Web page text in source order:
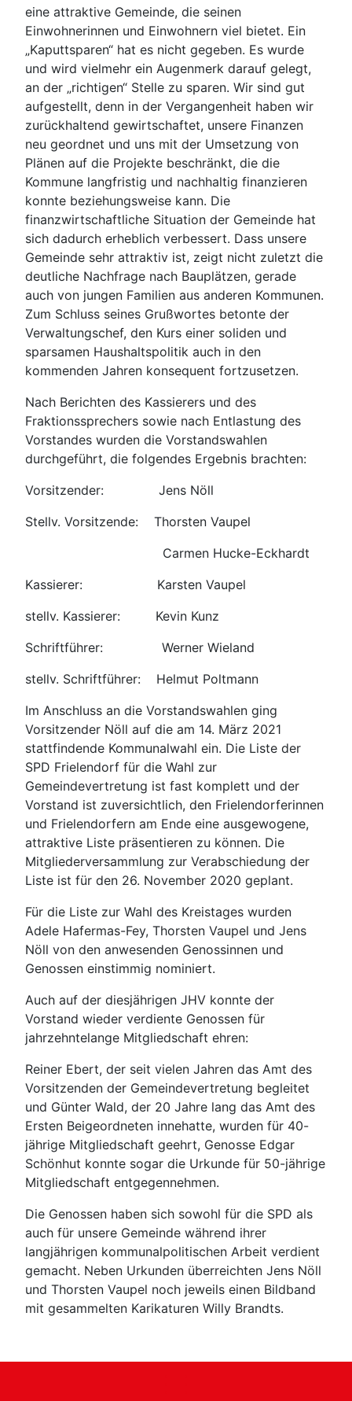
eine attraktive Gemeinde, die seinen
Einwohnerinnen und Einwohnern viel bietet. Ein
„Kaputtsparen“ hat es nicht gegeben. Es wurde
und wird vielmehr ein Augenmerk darauf gelegt,
an der „richtigen“ Stelle zu sparen. Wir sind gut
aufgestellt, denn in der Vergangenheit haben wir
zurückhaltend gewirtschaftet, unsere Finanzen
neu geordnet und uns mit der Umsetzung von
Plänen auf die Projekte beschränkt, die die
Kommune langfristig und nachhaltig finanzieren
konnte beziehungsweise kann. Die
finanzwirtschaftliche Situation der Gemeinde hat
sich dadurch erheblich verbessert. Dass unsere
Gemeinde sehr attraktiv ist, zeigt nicht zuletzt die
deutliche Nachfrage nach Bauplätzen, gerade
auch von jungen Familien aus anderen Kommunen.
Zum Schluss seines Grußwortes betonte der
Verwaltungschef, den Kurs einer soliden und
sparsamen Haushaltspolitik auch in den
kommenden Jahren konsequent fortzusetzen.
Nach Berichten des Kassierers und des
Fraktionssprechers sowie nach Entlastung des
Vorstandes wurden die Vorstandswahlen
durchgeführt, die folgendes Ergebnis brachten:
Vorsitzender: Jens Nöll
Stellv. Vorsitzende: Thorsten Vaupel
Carmen Hucke-Eckhardt
Kassierer: Karsten Vaupel
stellv. Kassierer: Kevin Kunz
Schriftführer: Werner Wieland
stellv. Schriftführer: Helmut Poltmann
Im Anschluss an die Vorstandswahlen ging
Vorsitzender Nöll auf die am 14. März 2021
stattfindende Kommunalwahl ein. Die Liste der
SPD Frielendorf für die Wahl zur
Gemeindevertretung ist fast komplett und der
Vorstand ist zuversichtlich, den Frielendorferinnen
und Frielendorfern am Ende eine ausgewogene,
attraktive Liste präsentieren zu können. Die
Mitgliederversammlung zur Verabschiedung der
Liste ist für den 26. November 2020 geplant.
Für die Liste zur Wahl des Kreistages wurden
Adele Hafermas-Fey, Thorsten Vaupel und Jens
Nöll von den anwesenden Genossinnen und
Genossen einstimmig nominiert.
Auch auf der diesjährigen JHV konnte der
Vorstand wieder verdiente Genossen für
jahrzehntelange Mitgliedschaft ehren:
Reiner Ebert, der seit vielen Jahren das Amt des
Vorsitzenden der Gemeindevertretung begleitet
und Günter Wald, der 20 Jahre lang das Amt des
Ersten Beigeordneten innehatte, wurden für 40-
jährige Mitgliedschaft geehrt, Genosse Edgar
Schönhut konnte sogar die Urkunde für 50-jährige
Mitgliedschaft entgegennehmen.
Die Genossen haben sich sowohl für die SPD als
auch für unsere Gemeinde während ihrer
langjährigen kommunalpolitischen Arbeit verdient
gemacht. Neben Urkunden überreichten Jens Nöll
und Thorsten Vaupel noch jeweils einen Bildband
mit gesammelten Karikaturen Willy Brandts.